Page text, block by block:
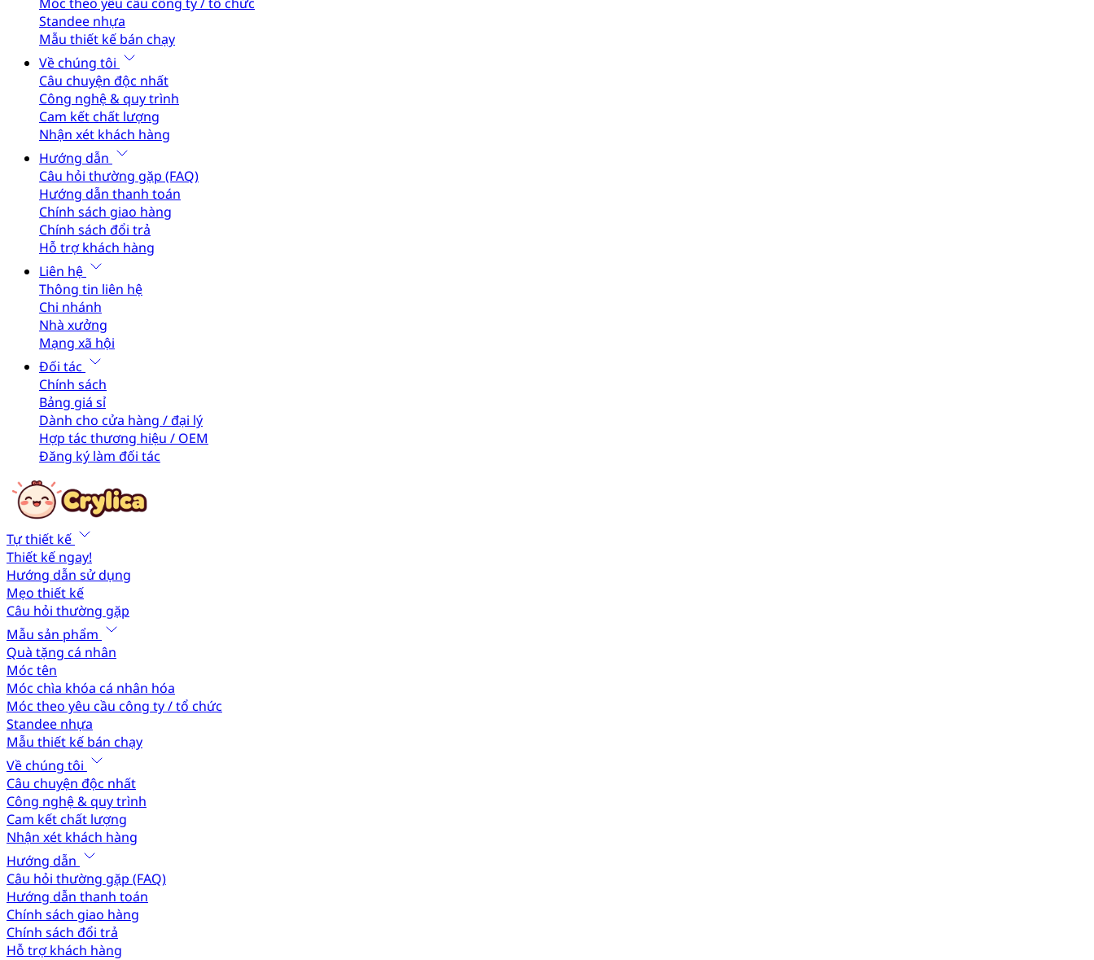
Standee nhựa
Mẫu thiết kế bán chạy
Về chúng tôi
Câu chuyện độc nhất
Công nghệ & quy trình
Cam kết chất lượng
Nhận xét khách hàng
Hướng dẫn
Câu hỏi thường gặp (FAQ)
Hướng dẫn thanh toán
Chính sách giao hàng
Chính sách đổi trả
Hỗ trợ khách hàng
Liên hệ
Thông tin liên hệ
Chi nhánh
Nhà xưởng
Mạng xã hội
Đối tác
Chính sách
Bảng giá sỉ
Dành cho cửa hàng / đại lý
Hợp tác thương hiệu / OEM
Đăng ký làm đối tác
Tự thiết kế
Thiết kế ngay!
Hướng dẫn sử dụng
Mẹo thiết kế
Câu hỏi thường gặp
Mẫu sản phẩm
Quà tặng cá nhân
Móc tên
Móc chìa khóa cá nhân hóa
Móc theo yêu cầu công ty / tổ chức
Standee nhựa
Mẫu thiết kế bán chạy
Về chúng tôi
Câu chuyện độc nhất
Công nghệ & quy trình
Cam kết chất lượng
Nhận xét khách hàng
Hướng dẫn
Câu hỏi thường gặp (FAQ)
Hướng dẫn thanh toán
Chính sách giao hàng
Chính sách đổi trả
Hỗ trợ khách hàng